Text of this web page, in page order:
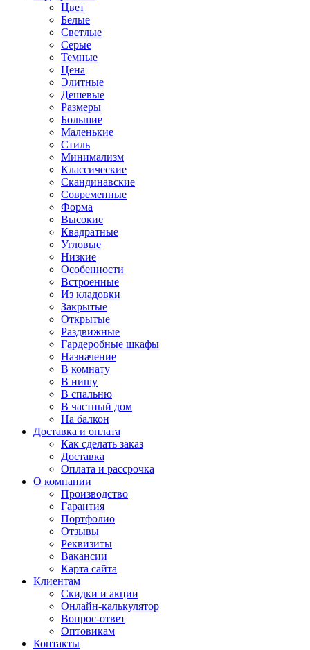
Цвет
Белые
Светлые
Серые
Темные
Цена
Элитные
Дешевые
Размеры
Большие
Маленькие
Стиль
Минимализм
Классические
Скандинавские
Современные
Форма
Высокие
Квадратные
Угловые
Низкие
Особенности
Встроенные
Из кладовки
Закрытые
Открытые
Раздвижные
Гардеробные шкафы
Назначение
В комнату
В нишу
В спальню
В частный дом
На балкон
Доставка и оплата
Как сделать заказ
Доставка
Оплата и рассрочка
О компании
Производство
Гарантия
Портфолио
Отзывы
Реквизиты
Вакансии
Карта сайта
Клиентам
Скидки и акции
Онлайн-калькулятор
Вопрос-ответ
Оптовикам
Контакты